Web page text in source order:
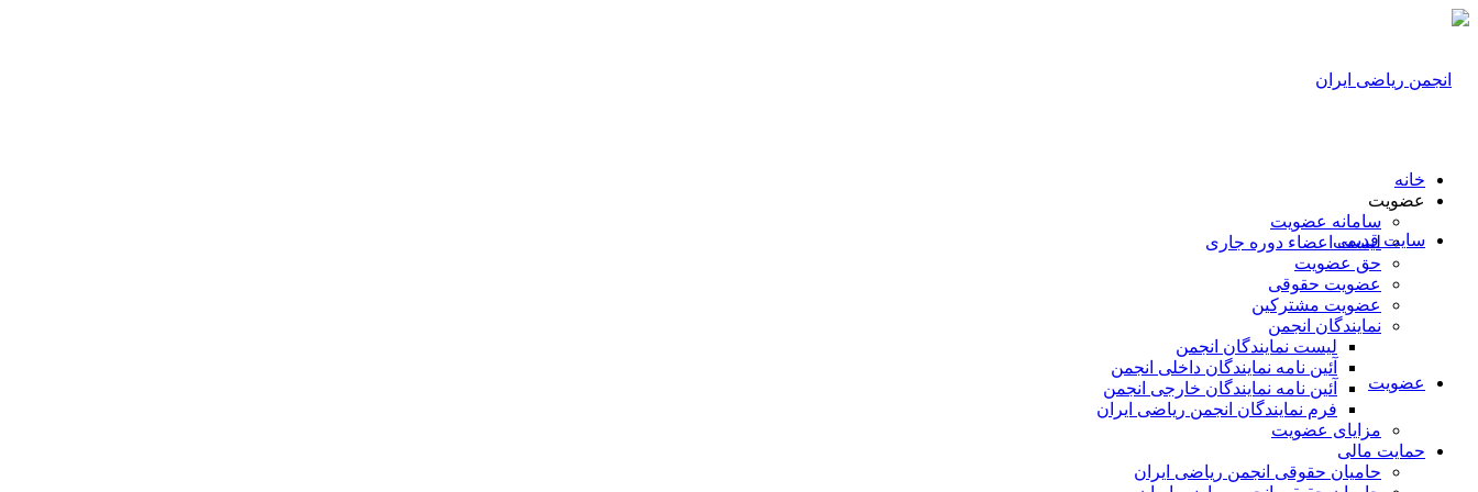
سایت قدیمی
عضویت
خانه
عضویت
سامانه عضویت
لیست اعضاء دوره جاری
حق عضویت
عضویت حقوقی
عضویت مشترکین
نمایندگان انجمن
لیست نمایندگان انجمن
آئین نامه نمایندگان داخلی انجمن
آئین نامه نمایندگان خارجی انجمن
فرم نمایندگان انجمن ریاضی ایران
مزایای عضویت
حمایت مالی
حامیان حقوقی انجمن ریاضی ایران